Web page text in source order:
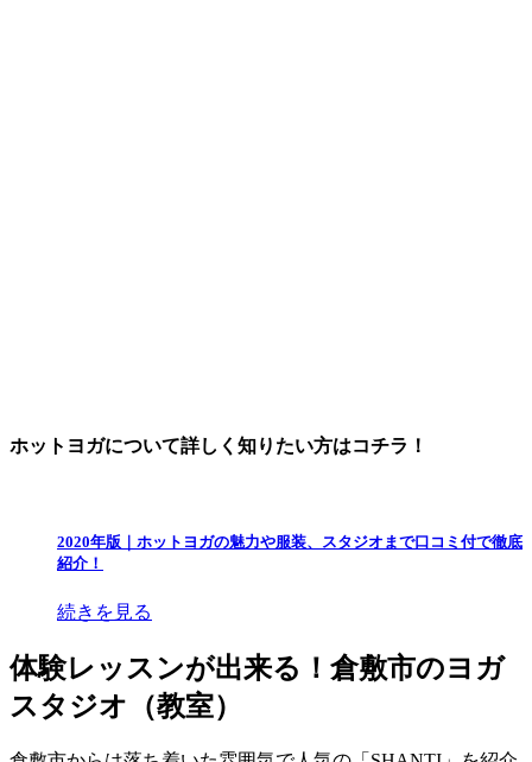
ホットヨガについて詳しく知りたい方はコチラ！
2020年版｜ホットヨガの魅力や服装、スタジオまで口コミ付で徹底
紹介！
続きを見る
体験レッスンが出来る！倉敷市のヨガ
スタジオ（教室）